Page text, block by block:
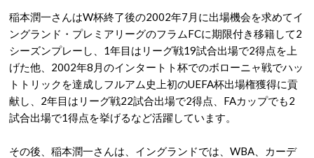
稲本潤一さんはW杯終了後の2002年7月に出場機会を求めてイ
ングランド・プレミアリーグのフラムFCに期限付き移籍して2
シーズンプレーし、1年目はリーグ戦19試合出場で2得点を上
げた他、2002年8月のインタートト杯でのボローニャ戦でハッ
トトリックを達成しフルアム史上初のUEFA杯出場権獲得に貢
献し、2年目はリーグ戦22試合出場で2得点、FAカップでも2
試合出場で1得点を挙げるなど活躍しています。
その後、稲本潤一さんは、イングランドでは、WBA、カーデ